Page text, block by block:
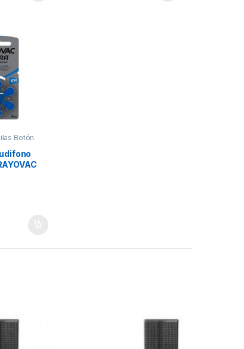
Botón